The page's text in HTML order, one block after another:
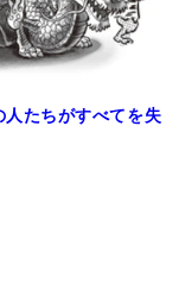
たちがすべてを失